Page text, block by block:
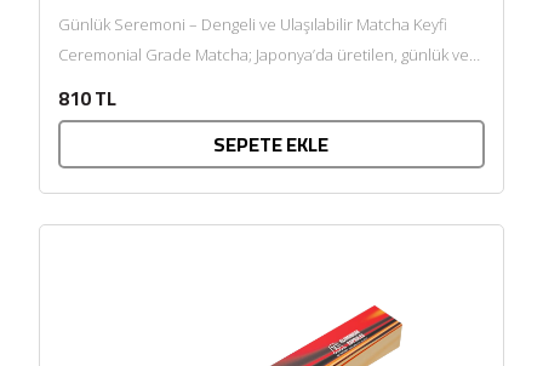
Günlük Seremoni – Dengeli ve Ulaşılabilir Matcha Keyfi
Ceremonial Grade Matcha; Japonya’da üretilen, günlük ve
810 TL
SEPETE EKLE